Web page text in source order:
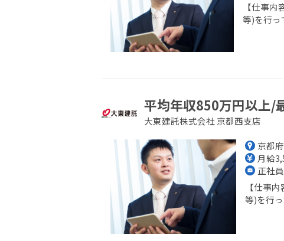
【仕事
等)を行っ
平均年収850万円以上/
大東建託株式会社 京都西支店
京都
月給
正社員
【仕事
等)を行